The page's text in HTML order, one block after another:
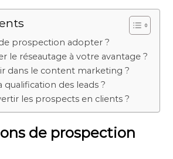
prospection adopter ?
le réseautage à votre avantage ?
dans le content marketing ?
qualification des leads ?
les prospects en clients ?
de prospection